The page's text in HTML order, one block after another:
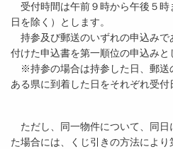
受付時間は午前９時から午後５時
日を除く）とします。
持参及び郵送のいずれの申込みで
付けた申込書を第一順位の申込みと
※持参の場合は持参した日、郵送
ある県に到着した日をそれぞれ受付
ただし、同一物件について、同日
た場合には、くじ引きの方法によ